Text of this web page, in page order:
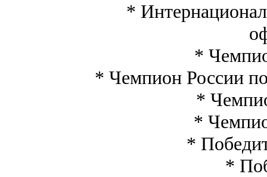
*
*
* Чемпион России
*
*
*
*